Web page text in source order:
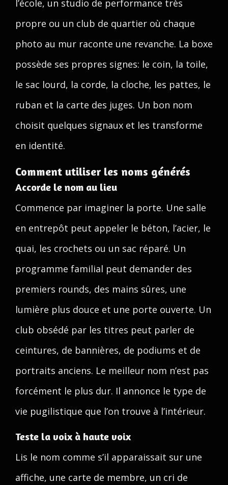
l’école, un studio de performance très
propre ou un club de quartier où chaque
photo au mur raconte une revanche. La boxe
possède ses propres signes: le coin, la toile,
le sac lourd, la corde, la cloche, les pattes, le
ruban et la carte des juges. Un bon nom
choisit quelques signaux et les transforme
en identité.
Comment utiliser les noms générés
Accorde le nom au lieu
Commence par imaginer la porte. Une salle
en entrepôt peut appeler le béton, l’acier, le
quai, les crochets ou un sac réparé. Un
programme familial peut demander des
premiers rounds, des mains sûres, une
lumière plus douce et une porte ouverte. Un
club obsédé par les titres peut parler de
ceintures, de bannières, de podiums et de
portraits anciens. Le meilleur nom n’est pas
forcément le plus dur. Il annonce le type de
vie pugilistique que l’on trouve à l’intérieur.
Teste la voix à haute voix
Lis le nom comme s’il apparaissait sur une
affiche, une carte de membre, un cri de